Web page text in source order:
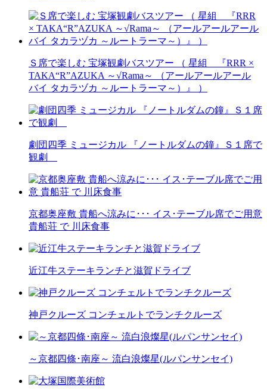
Ｓ席で楽しむ 宝塚観劇バスツアー （ 星組 『RRR ×
TAKA“R”AZUKA ～√Rama～ （アールアールアール
バイ タカラヅカ ～ルートラーマ～）』 ）
劇団四季 ミュージカル 『ノートルダムの鐘』Ｓ１席で
観劇
京都奥座敷 貴船へ涼みに･･･ イス･テーブル席でご用意
貴船荘 で 川床食事
近江牛ステーキランチと滋賀ドライブ
神戸クルーズ コンチェルトでランチクルーズ
～京都四條･南座～ 流白浪燦星(ルパンサンセイ)